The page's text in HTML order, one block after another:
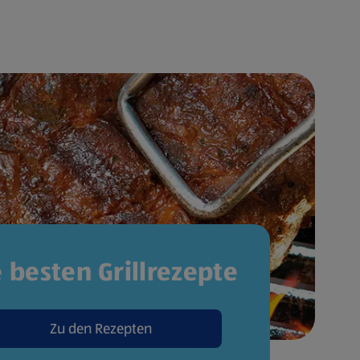
besten Grillrezepte
Zu den Rezepten